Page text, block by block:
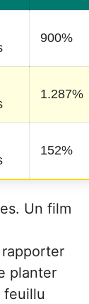
900%
1.287%
152%
Un film
planter
feuillu